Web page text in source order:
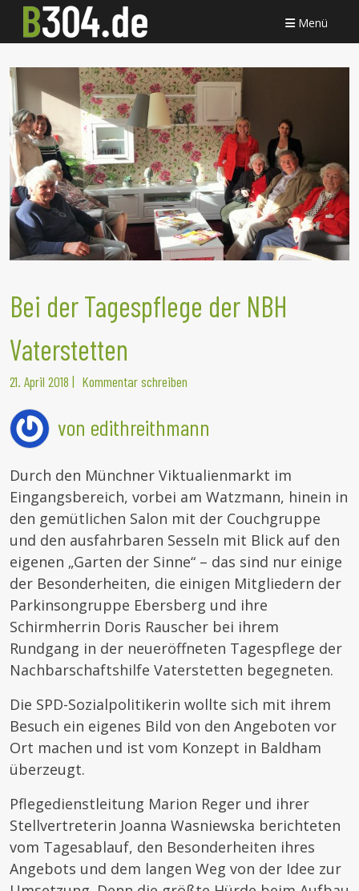
Menü
Bei der Tagespflege der NBH
Vaterstetten
21. April 2018 | Kommentar schreiben
von edithreithmann
Durch den Münchner Viktualienmarkt im
Eingangsbereich, vorbei am Watzmann, hinein in
den gemütlichen Salon mit der Couchgruppe
und den ausfahrbaren Sesseln mit Blick auf den
eigenen „Garten der Sinne“ – das sind nur einige
der Besonderheiten, die einigen Mitgliedern der
Parkinsongruppe Ebersberg und ihre
Schirmherrin Doris Rauscher bei ihrem
Rundgang in der neueröffneten Tagespflege der
Nachbarschaftshilfe Vaterstetten begegneten.
Die SPD-Sozialpolitikerin wollte sich mit ihrem
Besuch ein eigenes Bild von den Angeboten vor
Ort machen und ist vom Konzept in Baldham
überzeugt.
Pflegedienstleitung Marion Reger und ihrer
Stellvertreterin Joanna Wasniewska berichteten
vom Tagesablauf, den Besonderheiten ihres
Angebots und dem langen Weg von der Idee zur